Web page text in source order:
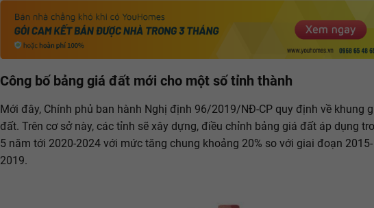
Công bố bảng giá đất mới cho một số tỉnh thành
Mới đây, Chính phủ ban hành Nghị định 96/2019/NĐ-CP quy định về khung
đất. Trên cơ sở này, các tỉnh sẽ xây dựng, điều chỉnh bảng giá đất áp dụng
5 năm tới 2020-2024 với mức tăng chung khoảng 20% so với giai đoạn 2015-
2019.